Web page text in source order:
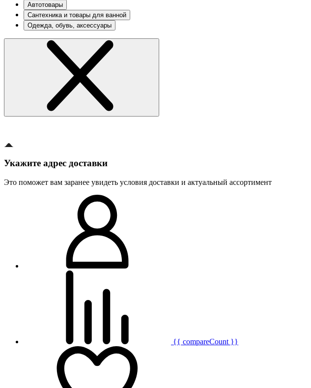
Автотовары
Сантехника и товары для ванной
Одежда, обувь, аксессуары
Укажите адрес доставки
Это поможет вам заранее увидеть условия доставки и актуальный ассортимент
{{ compareCount }}